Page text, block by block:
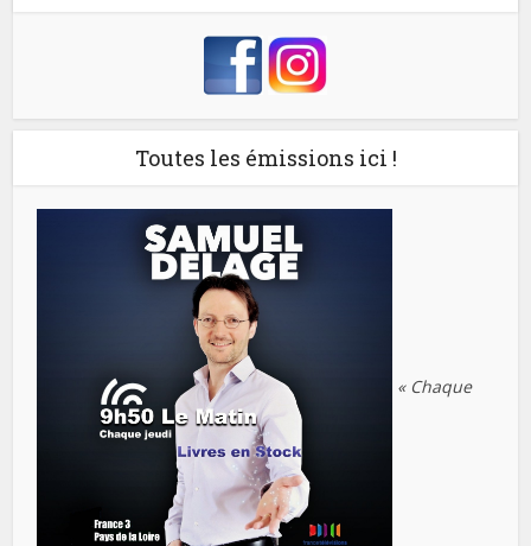
Toutes les émissions ici !
« Chaque